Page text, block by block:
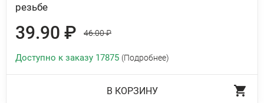
резьбе
39.90 ₽ 46.00 ₽
Доступно к заказу 17875 (Подробнее)
В КОРЗИНУ